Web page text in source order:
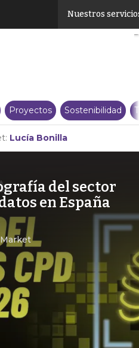
Nuestros
Proyectos Sostenibilidad
Lucía Bonilla
del sector
en España